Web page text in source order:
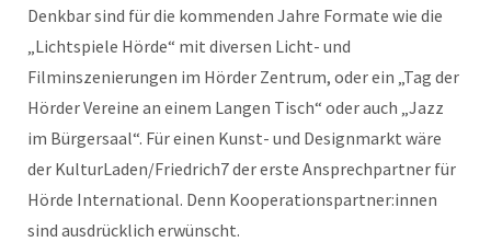
Denkbar sind für die kommenden Jahre Formate wie die
„Lichtspiele Hörde“ mit diversen Licht- und
Filminszenierungen im Hörder Zentrum, oder ein „Tag der
Hörder Vereine an einem Langen Tisch“ oder auch „Jazz
im Bürgersaal“. Für einen Kunst- und Designmarkt wäre
der KulturLaden/Friedrich7 der erste Ansprechpartner für
Hörde International. Denn Kooperationspartner:innen
sind ausdrücklich erwünscht.